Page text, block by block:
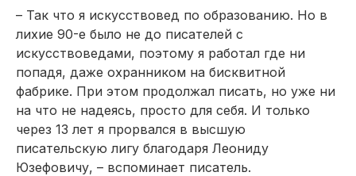
– Так что я искусствовед по образованию. Но в
лихие 90-е было не до писателей с
искусствоведами, поэтому я работал где ни
попадя, даже охранником на бисквитной
фабрике. При этом продолжал писать, но уже ни
на что не надеясь, просто для себя. И только
через 13 лет я прорвался в высшую
писательскую лигу благодаря Леониду
Юзефовичу, – вспоминает писатель.